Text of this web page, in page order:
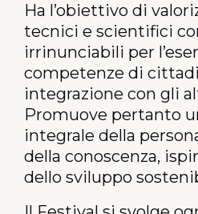
Ha l’obiettivo di
tecnici e scientifici
irrinunciabili per
competenze di
integrazione con gli
Promuove pertanto
integrale della
della conoscenza,
dello sviluppo